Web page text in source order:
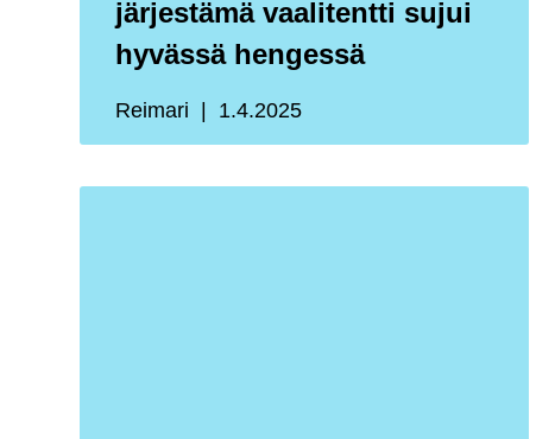
järjestämä vaalitentti sujui
hyvässä hengessä
Reimari 1.4.2025